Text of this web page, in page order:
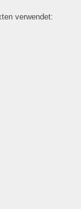
verwendet: